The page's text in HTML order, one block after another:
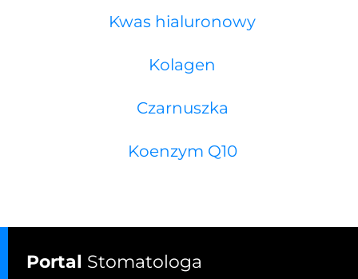
Kwas hialuronowy
Kolagen
Czarnuszka
Koenzym Q10
Portal Stomatologa